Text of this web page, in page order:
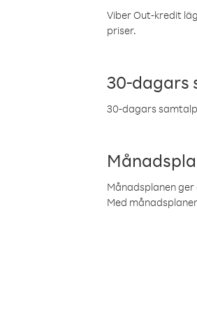
Viber Out-kredit
priser.
30-dagars
30-dagars
Månadsplanen
Med